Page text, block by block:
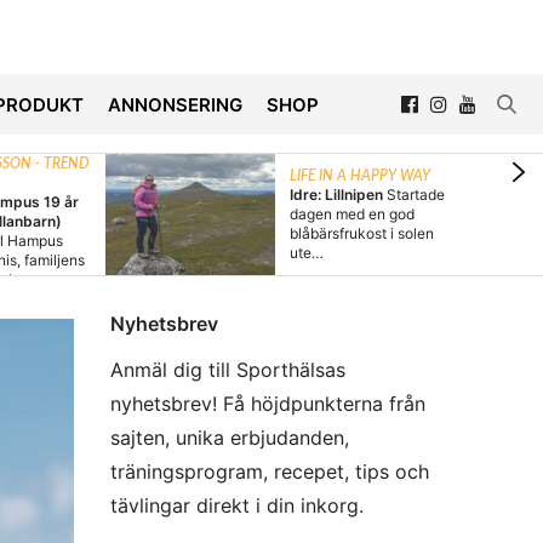
ANNONSERING SHOP
- TREND
19 år
Hampus
familjens
LIFE IN A HAPPY WAY
Idre: Lillnipen Startade
dagen med en god
blåbärsfrukost i solen
ute…
Nyhetsbrev
Anmäl dig till Sporthälsas
nyhetsbrev! Få höjdpunkterna från
sajten, unika erbjudanden,
träningsprogram, recepet, tips och
tävlingar direkt i din inkorg.